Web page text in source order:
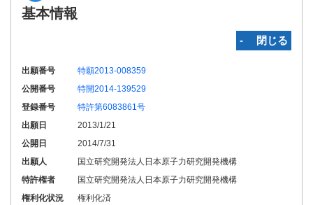
基本情報
‐ 閉じる
出願番号
特願2013-008359
公開番号
特開2014-139529
登録番号
特許第6083861号
出願日
2013/1/21
公開日
2014/7/31
出願人
国立研究開発法人日本原子力研究開発機構
特許権者
国立研究開発法人日本原子力研究開発機構
権利化状況
権利化済